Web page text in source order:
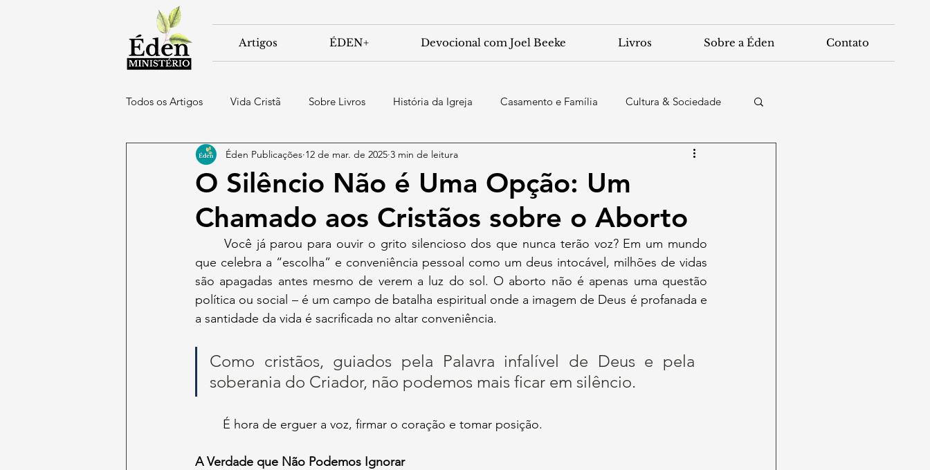
Artigos ÉDEN+ Devocional com Joel Beeke Livros Sobre a Éden Contato
Todos os Artigos Vida Cristã Sobre Livros História da Igreja Casamento e Família Cultura & Sociedade
Igreja & Liderança
O Silêncio Não é Uma Opção: Um
Chamado aos Cristãos sobre o Aborto
Éden Publicações 12 de mar. de 2025 3 min de leitura
que celebra a “escolha” e conveniência pessoal como um deus intocável, milhões de vidas
são apagadas antes mesmo de verem a luz do sol. O aborto não é apenas uma questão
política ou social – é um campo de batalha espiritual onde a imagem de Deus é profanada e
a santidade da vida é sacrificada no altar conveniência.
Como cristãos, guiados pela Palavra infalível de Deus e pela
soberania do Criador, não podemos mais ficar em silêncio.
	É hora de erguer a voz, firmar o coração e tomar posição.
A Verdade que Não Podemos Ignorar